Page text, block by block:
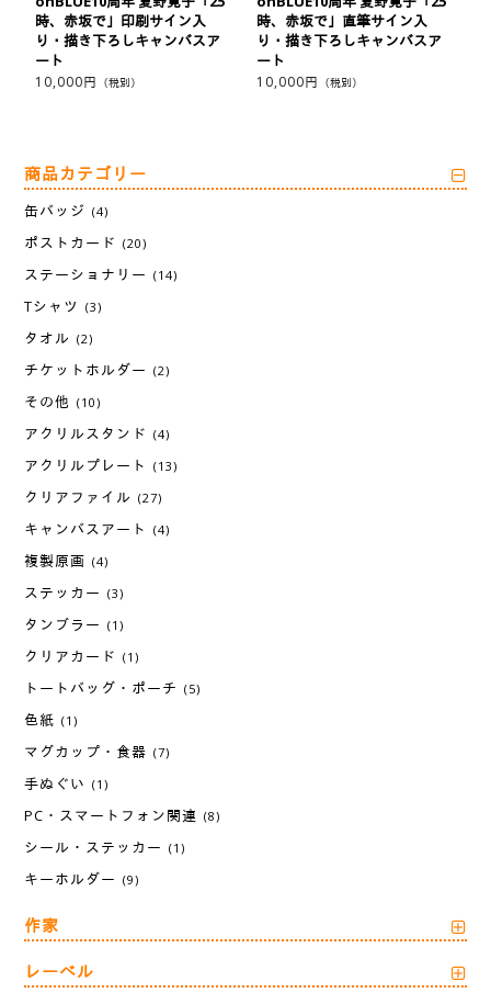
時、赤坂で」印刷サイン入
り・描き下ろしキャンバスア
ート
10,000円 （税別）
時、赤坂で」直筆サイン入
り・描き下ろしキャンバスア
ート
10,000円 （税別）
商品カテゴリー
缶バッジ (4)
ポストカード (20)
ステーショナリー (14)
Tシャツ (3)
タオル (2)
チケットホルダー (2)
その他 (10)
アクリルスタンド (4)
アクリルプレート (13)
クリアファイル (27)
キャンバスアート (4)
複製原画 (4)
ステッカー (3)
タンブラー (1)
クリアカード (1)
トートバッグ・ポーチ (5)
色紙 (1)
マグカップ・食器 (7)
手ぬぐい (1)
PC・スマートフォン関連 (8)
シール・ステッカー (1)
キーホルダー (9)
作家
レーベル